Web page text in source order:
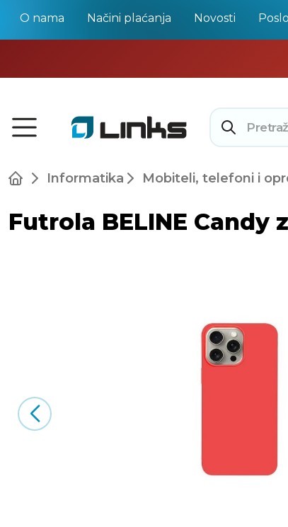
O nama Načini plaćanja Novosti
Informatika Mobiteli, telefoni i
Futrola BELINE Candy